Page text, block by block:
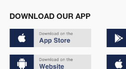
DOWNLOAD OUR APP